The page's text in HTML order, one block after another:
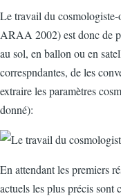
Le travail du
ARAA 2002) est donc de
au sol, en ballon ou en
correspndantes, de les
extraire les paramètres
donné):
En attendant les premiers
actuels les plus précis